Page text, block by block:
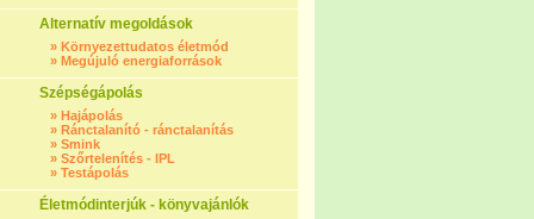
Alternatív megoldások
» Környezettudatos életmód
» Megújuló energiaforrások
Szépségápolás
» Hajápolás
» Ránctalanító - ránctalanítás
» Smink
» Szőrtelenítés - IPL
» Testápolás
Életmódinterjúk - könyvajánlók